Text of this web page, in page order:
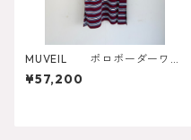
MUVEIL ポロボーダーワン
ピース MA262UA001
¥57,200